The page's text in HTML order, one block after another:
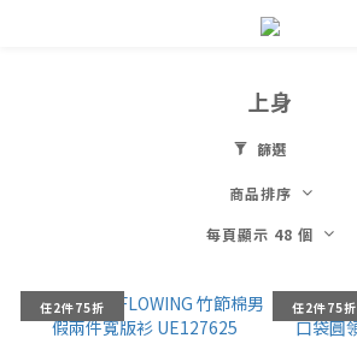
上身
篩選
商品排序
每頁顯示 48 個
任2件75折 任2件75折